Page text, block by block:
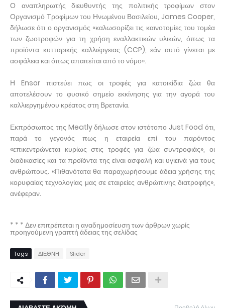
Ο αναπληρωτής διευθυντής της πολιτικής τροφίμων στον
Οργανισμό Τροφίμων του Ηνωμένου Βασιλείου, James Cooper,
δήλωσε ότι ο οργανισμός «καλωσορίζει τις καινοτομίες του τομέα
των ζωοτροφών για τη χρήση εναλλακτικών υλικών, όπως τα
προϊόντα κυτταρικής καλλιέργειας (CCP), εάν αυτό γίνεται με
ασφάλεια και όπως απαιτείται από το νόμο».
Η Ensor πιστεύει πως οι τροφές για κατοικίδια ζώα θα
αποτελέσουν το φυσικό σημείο εκκίνησης για την αγορά του
καλλιεργημένου κρέατος στη Βρετανία.
Εκπρόσωπος της Meatly δήλωσε στον ιστότοπο Just Food ότι,
παρά το γεγονός πως η εταιρεία επί του παρόντος
«επικεντρώνεται κυρίως στις τροφές για ζώα συντροφιάς», οι
διαδικασίες και τα προϊόντα της είναι ασφαλή και υγιεινά για τους
ανθρώπους. «Πιθανότατα θα παραχωρήσουμε άδεια χρήσης της
κορυφαίας τεχνολογίας μας σε εταιρείες ανθρώπινης διατροφής»,
ανέφεραν.
* * * Δεν επιτρέπεται η αναδημοσίευση των άρθρων χωρίς
προηγούμενη γραπτή άδειας της σελίδας
Tags ΔΙΕΘΝΗ Slider